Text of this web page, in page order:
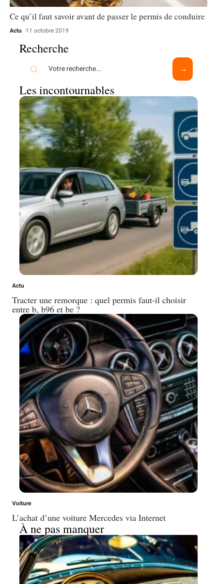
Ce qu’il faut savoir avant de passer le permis de conduire
Actu 11 octobre 2019
Recherche
Les incontournables
Actu
Tracter une remorque : quel permis faut-il choisir
entre b, b96 et be ?
Voiture
L’achat d’une voiture Mercedes via Internet
À ne pas manquer